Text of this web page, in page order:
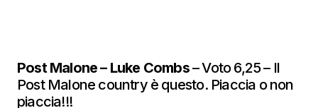
Post Malone – Luke Combs– Voto 6,25 – Il
Post Malone country è questo. Piaccia o non
piaccia!!!